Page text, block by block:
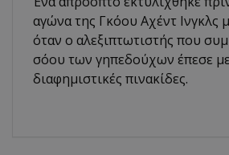
αγώνα της Γκόου Αχέντ Ινγκλς
όταν ο αλεξιπτωτιστής που
σόου των γηπεδούχων έπεσε
διαφημιστικές πινακίδες.